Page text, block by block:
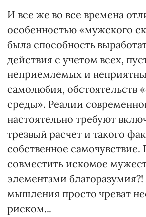
И все же во все времена
особенностью «мужского
была способность
действия с учетом всех,
неприемлемых и
самолюбия, обстоятельств
среды». Реалии
настоятельно требуют
трезвый расчет и такого
собственное
совместить искомое
элементами
мышления просто чреват
риском...